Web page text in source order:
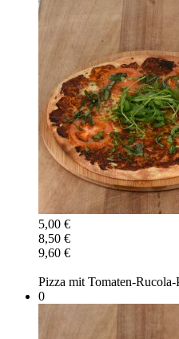
5,00 €
8,50 €
9,60 €
Pizza mit Tomaten-
0